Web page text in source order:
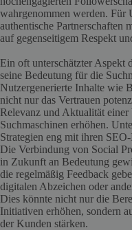
wahrgenommen werden. Für
authentische Partnerschaften
auf gegenseitigem Respekt
Ein oft unterschätzter Aspekt
seine Bedeutung für die
Nutzergenerierte Inhalte wie
nicht nur das Vertrauen
Relevanz und Aktualität
Suchmaschinen erhöhen.
Strategien eng mit ihren
Die Verbindung von Social
in Zukunft an Bedeutung
die regelmäßig Feedback
digitalen Abzeichen oder
Dies könnte nicht nur die
Initiativen erhöhen, sondern
der Kunden stärken.